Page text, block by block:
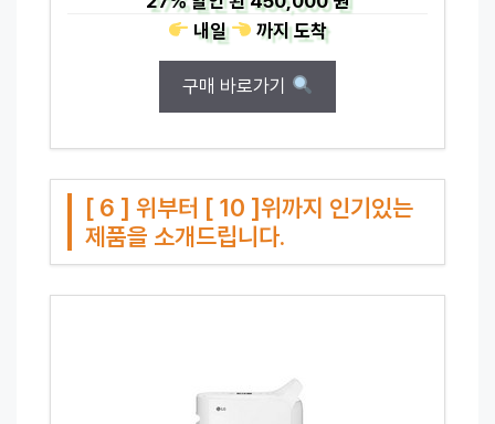
내일
까지도착
구매 바로가기
[ 6 ] 위부터 [ 10 ]위까지 인기있는
제품을 소개드립니다.